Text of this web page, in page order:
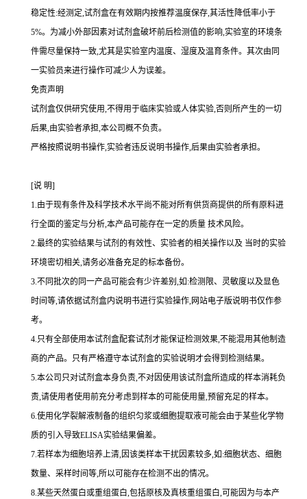
稳定性:经测定,试剂盒在有效期内按推荐温度保存,其活性降低率小于
5%。为减小外部因素对试剂盒破坏前后检测值的影响,实验室的环境条
件需尽量保持一致,尤其是实验室内温度、湿度及温育条件。其次由同
一实验员来进行操作可减少人为误差。
免责声明
试剂盒仅供研究使用,不得用于临床实验或人体实验,否则所产生的一切
后果,由实验者承担,本公司概不负责。
严格按照说明书操作,实验者违反说明书操作,后果由实验者承担。
[说 明]
1.由于现有条件及科学技术水平尚不能对所有供货商提供的所有原料进
行全面的鉴定与分析,本产品可能存在一定的质量 技术风险。
2.最终的实验结果与试剂的有效性、实验者的相关操作以及 当时的实验
环境密切相关,请务必准备充足的标本备份。
3.不同批次的同一产品可能会有少许差别,如:检测限、灵敏度以及显色
时间等,请依据试剂盒内说明书进行实验操作,网站电子版说明书仅作参
考。
4.只有全部使用本试剂盒配套试剂才能保证检测效果,不能混用其他制造
商的产品。只有严格遵守本试剂盒的实验说明才会得到 检测结果。
5.本公司只对试剂盒本身负责,不对因使用该试剂盒所造成的样本消耗负
责,请使用者使用前充分考虑到样本的可能使用量,预留充足的样本。
6.使用化学裂解液制备的组织匀浆或细胞提取液可能会由于某些化学物
质的引入导致ELISA实验结果偏差。
7.若样本为细胞培养上清,因该类样本干扰因素较多,如:细胞状态、细胞
数量、采样时间等,所以可能存在检测不出的情况。
8.某些天然蛋白或重组蛋白,包括原核及真核重组蛋白,可能因为与本产